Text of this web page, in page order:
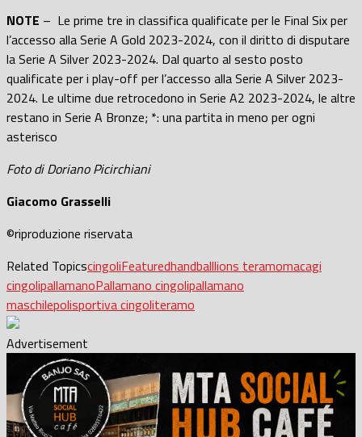
NOTE – Le prime tre in classifica qualificate per le Final Six per
l’accesso alla Serie A Gold 2023-2024, con il diritto di disputare
la Serie A Silver 2023-2024. Dal quarto al sesto posto
qualificate per i play-off per l’accesso alla Serie A Silver 2023-
2024. Le ultime due retrocedono in Serie A2 2023-2024, le altre
restano in Serie A Bronze; *: una partita in meno per ogni
asterisco
Foto di Doriano Picirchiani
Giacomo Grasselli
©riproduzione riservata
Related TopicscingoliFeaturedhandballlions teramomacagi
cingolipallamanoPallamano cingolipallamano
maschilepolisportiva cingoliteramo
Advertisement